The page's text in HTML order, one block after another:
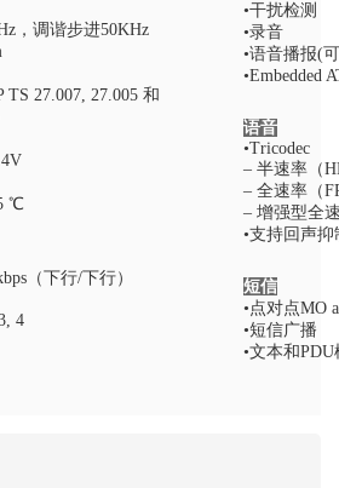
，调谐步进50KHz
TS 27.007, 27.005 和
℃
（下行/下行）
4
•干扰检测
•录音
•语音播报(
•Embedded
语音
•Tricodec
– 半速率（
– 全速率（
– 增强型全
•支持回声
短信
•点对点MO
•短信广播
•文本和PDU